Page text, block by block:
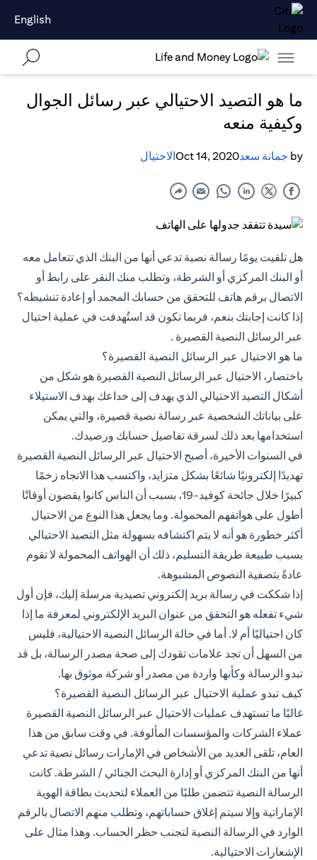
English
ما هو التصيد الاحتيالي عبر رسائل الجوال
وكيفية منعه
by جمانة سعدOct 14, 2020الاحتيال
هل تلقيت يومًا رسالة نصية تدعي أنها من البنك الذي تتعامل معه
أو البنك المركزي أو الشرطة، وتطلب منك النقر على رابط أو
الاتصال برقم هاتف للتحقق من حسابك المجمد أو إعادة تنشيطه؟
إذا كانت إجابتك بنعم، فربما تكون قد استُهدفت في عملية احتيال
عبر الرسائل النصية القصيرة .
ما هو الاحتيال عبر الرسائل النصية القصيرة؟
باختصار، الاحتيال عبر الرسائل النصية القصيرة هو شكل من
أشكال التصيد الاحتيالي الذي يهدف إلى خداعك بهدف الاستيلاء
على بياناتك الشخصية عبر رسالة نصية قصيرة، والتي يمكن
استخدامها بعد ذلك لسرقة تفاصيل حسابك ورصيدك.
في السنوات الأخيرة، أصبح الاحتيال عبر الرسائل النصية القصيرة
تهديدًا إلكترونيًا شائعًا بشكل متزايد، واكتسب هذا الاتجاه زخمًا
كبيرًا خلال جائحة كوفيد-19، بسبب أن الناس كانوا يقضون أوقاتًا
أطول على هواتفهم المحمولة. وما يجعل هذا النوع من الاحتيال
أكثر خطورة هو أنه لا يتم اكتشافه بسهولة مثل التصيد الاحتيالي
بسبب طبيعة طريقة التسليم، ذلك أن الهواتف المحمولة لا تقوم
عادةً بتصفية النصوص المشبوهة.
إذا شككت في رسالة بريد إلكتروني تصيدية مرسلة إليك، فإن أول
شيء تفعله هو التحقق من عنوان البريد الإلكتروني لمعرفة ما إذا
كان احتياليًا أم لا. أما في حالة الرسائل النصية الاحتيالية، فليس
من السهل أن تجد علامات تقودك إلى صحة مصدر الرسالة، بل قد
تبدو الرسالة وكأنها واردة من مصدر أو شركة موثوق بها.
كيف تبدو عملية الاحتيال عبر الرسائل النصية القصيرة؟
غالبًا ما تستهدف عمليات الاحتيال عبر الرسائل النصية القصيرة
عملاء الشركات والمؤسسات المألوفة. في وقت سابق من هذا
العام، تلقى العديد من الأشخاص في الإمارات رسائل نصية تدعي
أنها من البنك المركزي أو إدارة البحث الجنائي / الشرطة. كانت
الرسالة النصية تتضمن طلبًا من العملاء لتحديث بطاقة الهوية
الإماراتية وإلا سيتم إغلاق حساباتهم، وتطلب منهم الاتصال بالرقم
الوارد في الرسالة النصية لتجنب حظر الحساب. وهذا مثال على
الإشعارات الاحتيالية.